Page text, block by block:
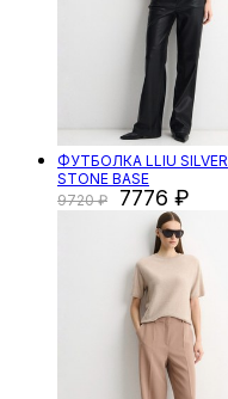
ФУТБОЛКА LLIU SILVER
STONE BASE
9720
7776